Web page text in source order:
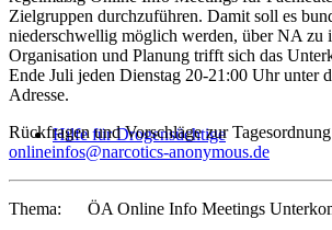
Hilfe für Drogensüchtige
Zielgruppen durchzuführen. Damit soll es
niederschwellig möglich werden, über NA zu
Organisation und Planung trifft sich das
Ende Juli jeden Dienstag 20-21:00 Uhr unter
Adresse.
Rückfragen und Vorschläge zur
onlineinfos@narcotics-anonymous.de
Thema: ÖA Online Info Meetings